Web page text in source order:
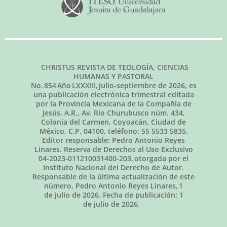
CHRISTUS REVISTA DE TEOLOGÍA, CIENCIAS
HUMANAS Y PASTORAL
No.854Año LXXXIII, julio-septiembre de 2026, es
una publicación electrónica trimestral editada
por la Provincia Mexicana de la Compañía de
Jesús, A.R., Av. Río Churubusco núm. 434,
Colonia del Carmen, Coyoacán, Ciudad de
México, C.P. 04100, teléfono: 55 5533 5835.
Editor responsable: Pedro Antonio Reyes
Linares. Reserva de Derechos al Uso Exclusivo
04-2023-011210031400-203, otorgada por el
Instituto Nacional del Derecho de Autor.
Responsable de la última actualización de este
número, Pedro Antonio Reyes Linares, 1
de julio de 2026. Fecha de publicación: 1
de julio de 2026.